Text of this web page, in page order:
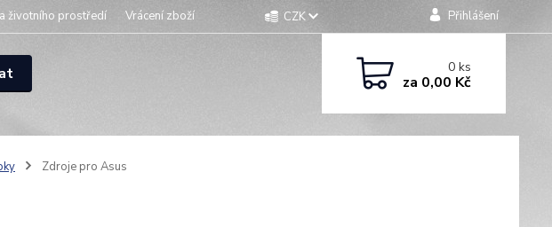
životního prostředí Vrácení zboží CZK Přihlášení
0ks
za 0,00 Kč
Zdroje pro Asus